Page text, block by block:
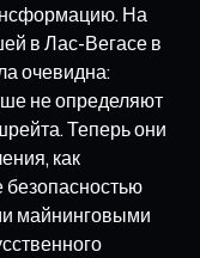
На
в Лас-Вегасе в
очевидна:
не определяют
Теперь они
как
безопасностью
майнинговыми